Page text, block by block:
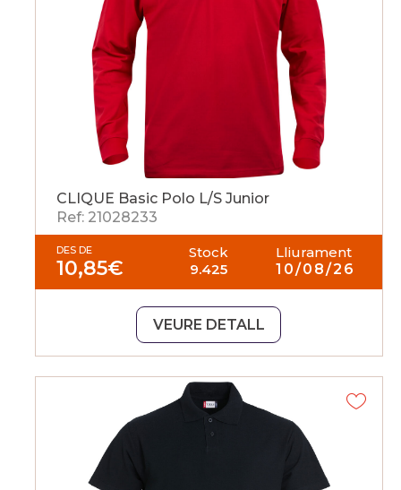
CLIQUE Basic Polo L/S Junior
Ref: 21028233
DES DE
10,85€
Stock
9.425
Lliurament
10/08/26
VEURE DETALL